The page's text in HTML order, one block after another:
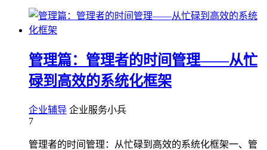
管理篇：管理者的时间管理——从忙
碌到高效的系统化框架
企业辅导 企业服务小兵
7
管理者的时间管理：从忙碌到高效的系统化框架一、管